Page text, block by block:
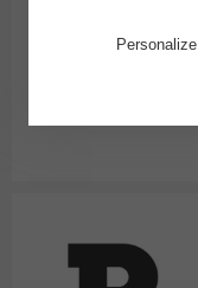
Personalize